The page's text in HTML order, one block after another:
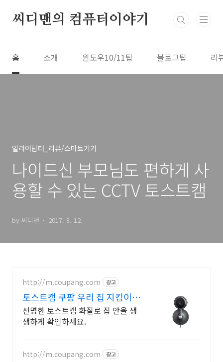
씨디맨의 컴퓨터이야기
홈 소개 윈도우10/11팁 블로그팁 리
얼리어답터_리뷰/스마트기기
나이드신 부모님도 편하게 사
용할 수 있는 CCTV 토스트캠
by 씨디맨 2017. 3. 12.
http://m.coupang.com 광고
토스트캠 쿠팡 우리 집 지킴이
든든한
선명한 토스트캠 화질로 집 안을 생
생하게 확인하세요.
http://m.coupang.com 광고